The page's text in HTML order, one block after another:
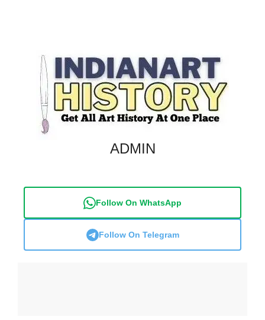
ADMIN
Follow On WhatsApp
Follow On Telegram